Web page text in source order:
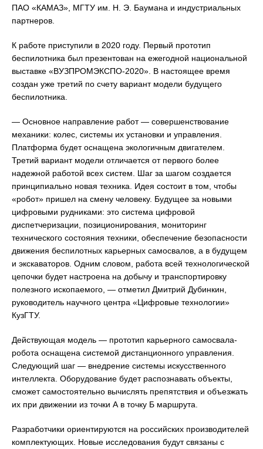
ПАО «КАМАЗ», МГТУ им. Н. Э. Баумана и индустриальных
партнеров.
К работе приступили в 2020 году. Первый прототип
беспилотника был презентован на ежегодной национальной
выставке «ВУЗПРОМЭКСПО-2020». В настоящее время
создан уже третий по счету вариант модели будущего
беспилотника.
— Основное направление работ — совершенствование
механики: колес, системы их установки и управления.
Платформа будет оснащена экологичным двигателем.
Третий вариант модели отличается от первого более
надежной работой всех систем. Шаг за шагом создается
принципиально новая техника. Идея состоит в том, чтобы
«робот» пришел на смену человеку. Будущее за новыми
цифровыми рудниками: это система цифровой
диспетчеризации, позиционирования, мониторинг
технического состояния техники, обеспечение безопасности
движения беспилотных карьерных самосвалов, а в будущем
и экскаваторов. Одним словом, работа всей технологической
цепочки будет настроена на добычу и транспортировку
полезного ископаемого, — отметил Дмитрий Дубинкин,
руководитель научного центра «Цифровые технологии»
КузГТУ.
Действующая модель — прототип карьерного самосвала-
робота оснащена системой дистанционного управления.
Следующий шаг — внедрение системы искусственного
интеллекта. Оборудование будет распознавать объекты,
сможет самостоятельно вычислять препятствия и объезжать
их при движении из точки А в точку Б маршрута.
Разработчики ориентируются на российских производителей
комплектующих. Новые исследования будут связаны с